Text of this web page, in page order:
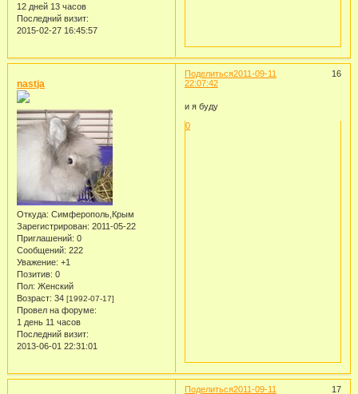
12 дней 13 часов
Последний визит:
2015-02-27 16:45:57
Поделиться 16
2011-09-11
22:07:42
nastja
Откуда: Симферополь,Крым
Зарегистрирован: 2011-05-22
Приглашений: 0
Сообщений: 222
Уважение: +1
Позитив: 0
Пол: Женский
Возраст: 34 [1992-07-17]
Провел на форуме:
1 день 11 часов
Последний визит:
2013-06-01 22:31:01
и я буду
0
Поделиться 17
2011-09-11